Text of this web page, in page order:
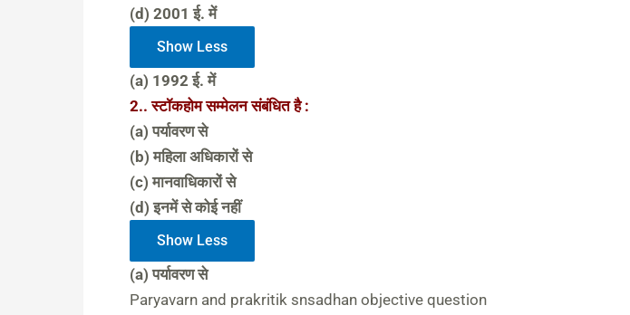
(d) 2001 ई. में
Show Less
(a) 1992 ई. में
2.. स्टॉकहोम सम्मेलन संबंधित है :
(a) पर्यावरण से
(b) महिला अधिकारों से
(c) मानवाधिकारों से
(d) इनमें से कोई नहीं
Show Less
(a) पर्यावरण से
Paryavarn and prakritik snsadhan objective question